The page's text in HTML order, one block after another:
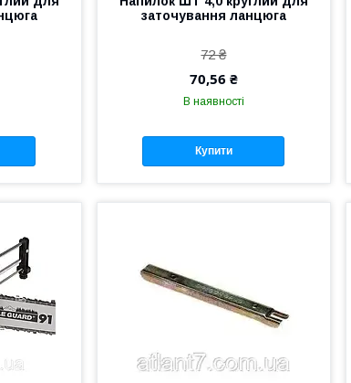
заточування ланцюга
72 ₴
70,56 ₴
В наявності
Купити